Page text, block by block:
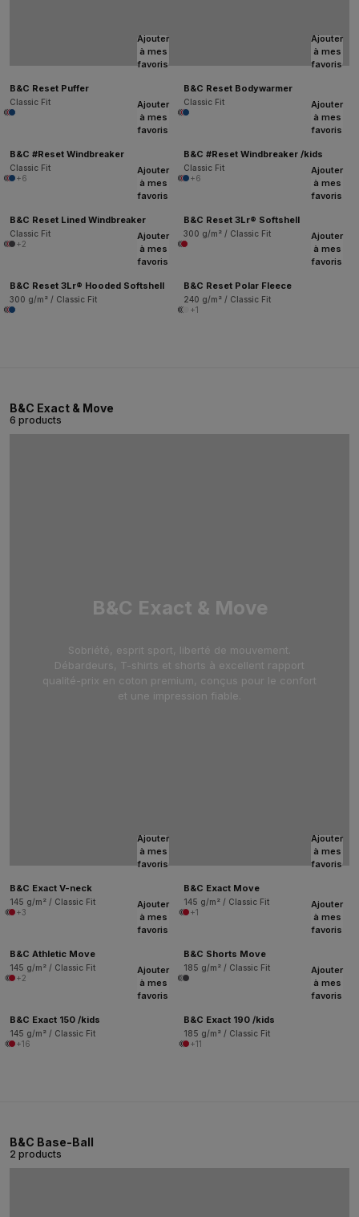
Ajouter
à mes
favoris
B&C Reset Puffer
Classic Fit
Ajouter
à mes
favoris
B&C Reset Bodywarmer
Classic Fit
Ajouter
à mes
favoris
B&C #Reset Windbreaker
Classic Fit
+6
Ajouter
à mes
favoris
B&C #Reset Windbreaker /kids
Classic Fit
+6
Ajouter
à mes
favoris
B&C Reset Lined Windbreaker
Classic Fit
+2
Ajouter
à mes
favoris
B&C Reset 3Lr® Softshell
300 g/m² / Classic Fit
Ajouter
à mes
favoris
B&C Reset 3Lr® Hooded Softshell
300 g/m² / Classic Fit
Ajouter
à mes
favoris
B&C Reset Polar Fleece
240 g/m² / Classic Fit
+1
B&C Exact & Move
6 products
B&C Exact & Move
Sobriété, esprit sport, liberté de mouvement.
Débardeurs, T-shirts et shorts à excellent rapport
qualité-prix en coton premium, conçus pour le confort
et une impression fiable.
Ajouter
à mes
favoris
B&C Exact V-neck
145 g/m² / Classic Fit
+3
Ajouter
à mes
favoris
B&C Exact Move
145 g/m² / Classic Fit
+1
Ajouter
à mes
favoris
B&C Athletic Move
145 g/m² / Classic Fit
+2
Ajouter
à mes
favoris
B&C Shorts Move
185 g/m² / Classic Fit
Ajouter
à mes
favoris
B&C Exact 150 /kids
145 g/m² / Classic Fit
+16
Ajouter
à mes
favoris
B&C Exact 190 /kids
185 g/m² / Classic Fit
+11
B&C Base-Ball
2 products